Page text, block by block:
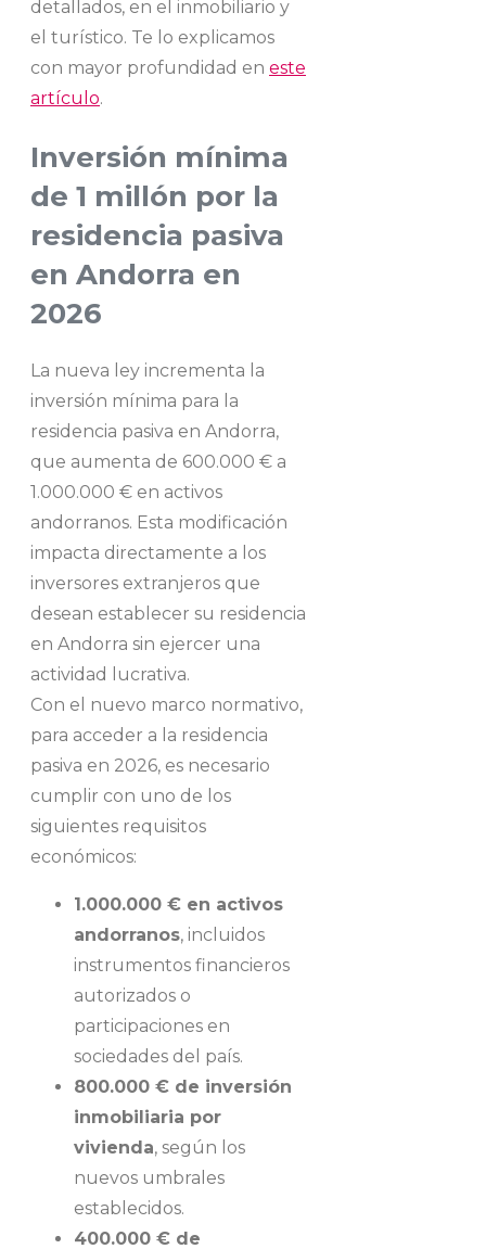
detallados, en el inmobiliario y
el turístico. Te lo explicamos
con mayor profundidad en este
artículo.
Inversión mínima
de 1 millón por la
residencia pasiva
en Andorra en
2026
La nueva ley incrementa la
inversión mínima para la
residencia pasiva en Andorra,
que aumenta de 600.000 € a
1.000.000 € en activos
andorranos. Esta modificación
impacta directamente a los
inversores extranjeros que
desean establecer su residencia
en Andorra sin ejercer una
actividad lucrativa.
Con el nuevo marco normativo,
para acceder a la residencia
pasiva en 2026, es necesario
cumplir con uno de los
siguientes requisitos
económicos:
1.000.000 € en activos
andorranos, incluidos
instrumentos financieros
autorizados o
participaciones en
sociedades del país.
800.000 € de inversión
inmobiliaria por
vivienda, según los
nuevos umbrales
establecidos.
400.000 € de